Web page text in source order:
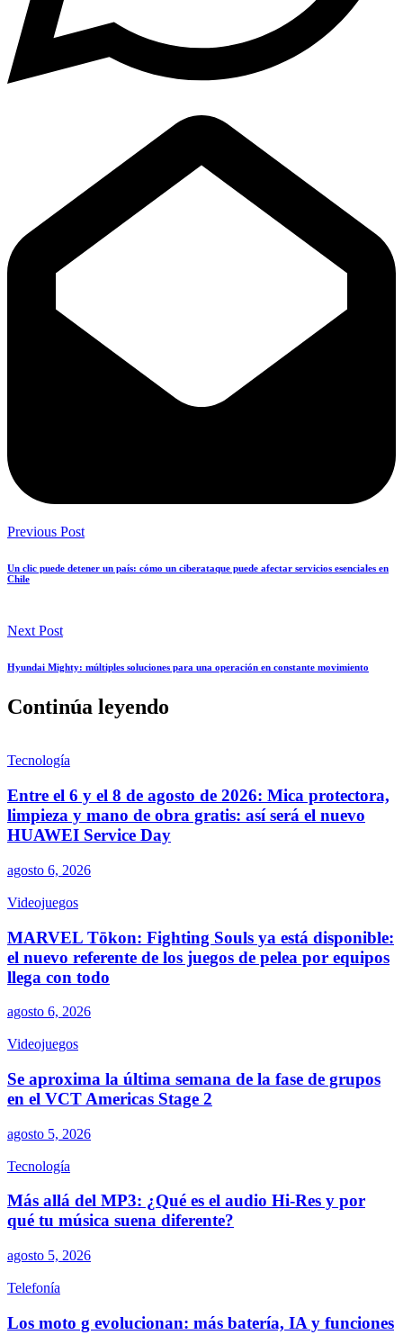
Previous Post
Un clic puede detener un país: cómo un ciberataque puede afectar servicios esenciales en
Chile
Next Post
Hyundai Mighty: múltiples soluciones para una operación en constante movimiento
Continúa leyendo
Tecnología
Entre el 6 y el 8 de agosto de 2026: Mica protectora,
limpieza y mano de obra gratis: así será el nuevo
HUAWEI Service Day
agosto 6, 2026
Videojuegos
MARVEL Tōkon: Fighting Souls ya está disponible:
el nuevo referente de los juegos de pelea por equipos
llega con todo
agosto 6, 2026
Videojuegos
Se aproxima la última semana de la fase de grupos
en el VCT Americas Stage 2
agosto 5, 2026
Tecnología
Más allá del MP3: ¿Qué es el audio Hi-Res y por
qué tu música suena diferente?
agosto 5, 2026
Telefonía
Los moto g evolucionan: más batería, IA y funciones